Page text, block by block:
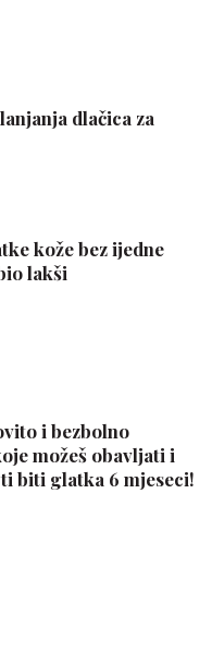
dlačica za
kože bez ijedne
lakši
i bezbolno
možeš obavljati i
biti glatka 6 mjeseci!